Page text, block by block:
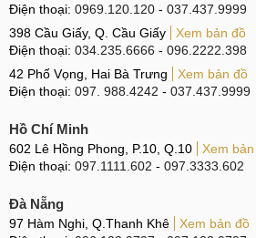
Tìm kiếm liên quan:
Giá thay main cho Xiaomi Redmi Note
Dịch vụ thay main Redmi Note 12 Pro
Địa chỉ thay main Xiaomi Redmi Note
Thay main Xiaomi Redmi Note 12 Pro
Điện thoại: 0969.120.120 - 037.437.9999
398 Cầu Giấy, Q. Cầu Giấy
Xem bản đồ
Điện thoại: 034.235.6666 - 096.2222.398
42 Phố Vọng, Hai Bà Trưng
Xem bản đồ
Điện thoại: 097. 988.4242 - 037.437.9999
Hồ Chí Minh
602 Lê Hồng Phong, P.10, Q.10
Xem
Điện thoại: 097.1111.602 - 097.3333.602
Đà Nẵng
97 Hàm Nghi, Q.Thanh Khê
Xem bản đồ